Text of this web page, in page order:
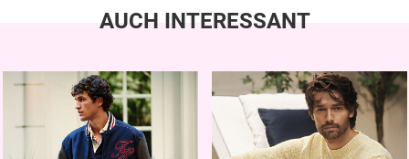
AUCH INTERESSANT